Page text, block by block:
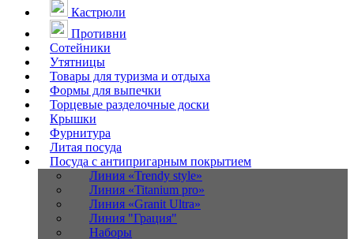
Кастрюли
Противни
Сотейники
Утятницы
Товары для туризма и отдыха
Формы для выпечки
Торцевые разделочные доски
Крышки
Фурнитура
Литая посуда
Посуда с антипригарным покрытием
Линия «Trendy style»
Линия «Titanium pro»
Линия «Granit Ultra»
Линия "Грация"
Наборы